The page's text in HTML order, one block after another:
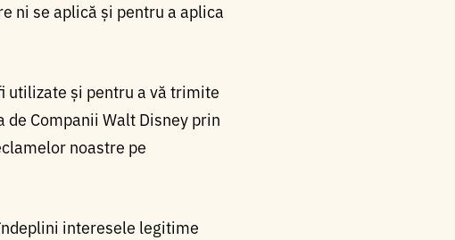
ni se aplică și pentru a aplica
utilizate și pentru a vă trimite
Companii Walt Disney prin
noastre pe
interesele legitime